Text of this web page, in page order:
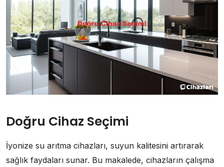
Doğru Cihaz Seçimi
İyonize su arıtma cihazları, suyun kalitesini artırarak
sağlık faydaları sunar. Bu makalede, cihazların çalışma